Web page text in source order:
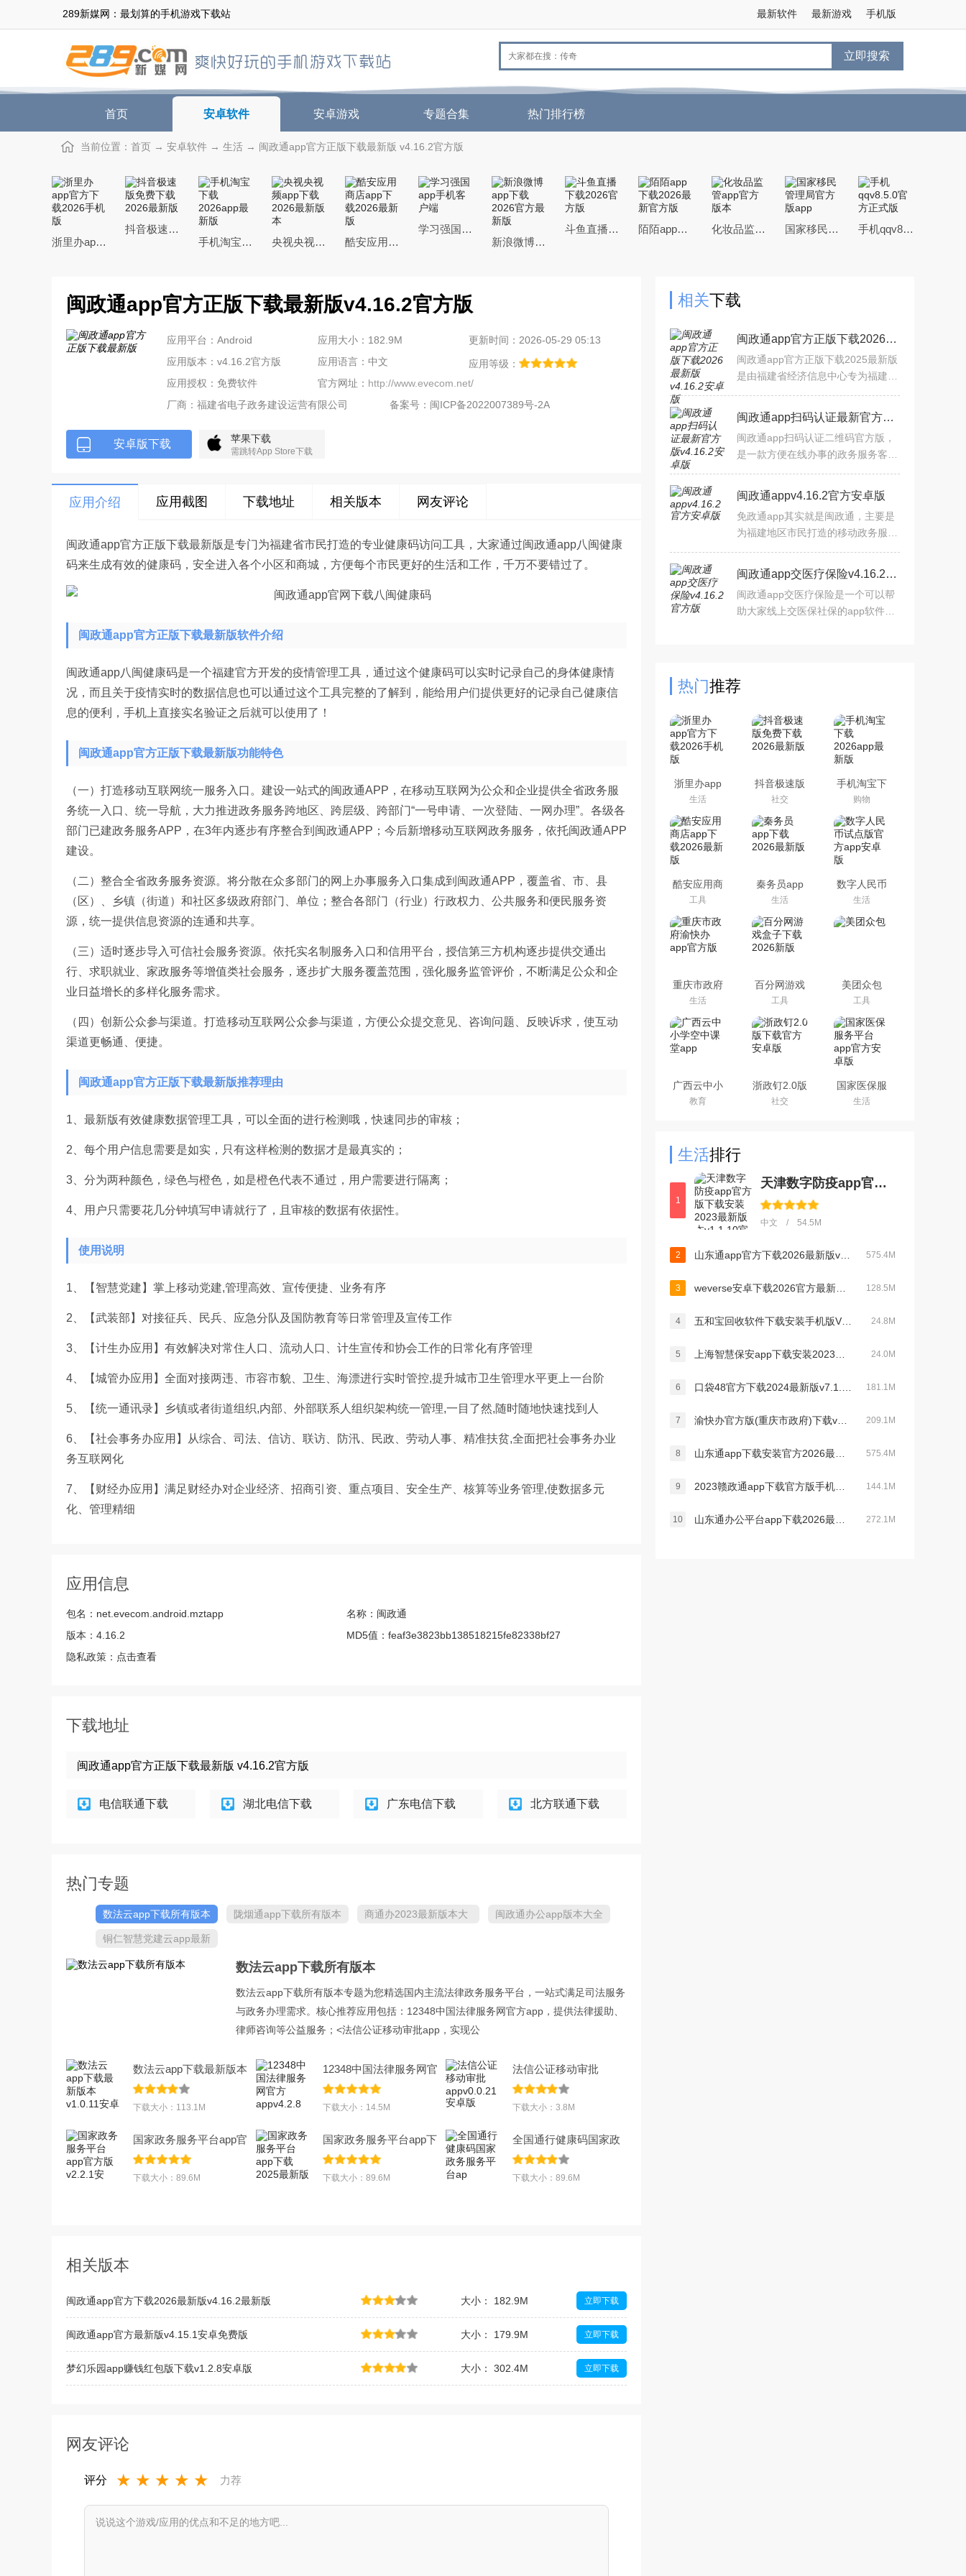
289新媒网：最划算的手机游戏下载站 手机版
最新游戏
最新软件
立即搜索
首页 安卓软件 安卓游戏 专题合集 热门排行榜
当前位置： 首页 → 安卓软件 → 生活 → 闽政通app官方正版下载最新版 v4.16.2官方版
浙里办app官方下载2026手机版
抖音极速版免费下载2026最新版
手机淘宝下载2026app最新版
央视央视频app下载2026最新版本 酷安应用商店app下载2026最新版
学习强国app手机客户端
新浪微博app下载2026官方最新版
斗鱼直播下载2026官方版 陌陌app下载2026最新官方版 化妆品监管app官方版本 国家移民管理局官方版app 手机qqv8.5.0官方正式版
闽政通app官方正版下载最新版v4.16.2官方版
应用平台：Android 应用大小：182.9M
更新时间：2026-05-29 05:13
应用版本：v4.16.2官方版
应用语言：中文
应用等级：
应用授权：免费软件
官方网址： http://www.evecom.net/
厂商： 福建省电子政务建设运营有限公司 备案号： 闽ICP备2022007389号-2A
安卓版下载 苹果下载
需跳转App Store下载
应用介绍 应用截图 下载地址 相关版本 网友评论
闽政通app官方正版下载最新版是专门为福建省市民打造的专业健康码访问工具，大家通过闽政通app八闽健康
码来生成有效的健康码，安全进入各个小区和商城，方便每个市民更好的生活和工作，千万不要错过了。
闽政通app官方正版下载最新版软件介绍
闽政通app八闽健康码是一个福建官方开发的疫情管理工具，通过这个健康码可以实时记录自己的身体健康情
况，而且关于疫情实时的数据信息也可以通过这个工具完整的了解到，能给用户们提供更好的记录自己健康信
息的便利，手机上直接实名验证之后就可以使用了！
闽政通app官方正版下载最新版功能特色
（一）打造移动互联网统一服务入口。建设一站式的闽政通APP，在移动互联网为公众和企业提供全省政务服
务统一入口、统一导航，大力推进政务服务跨地区、跨层级、跨部门“一号申请、一次登陆、一网办理”。各级各
部门已建政务服务APP，在3年内逐步有序整合到闽政通APP；今后新增移动互联网政务服务，依托闽政通APP
建设。
（二）整合全省政务服务资源。将分散在众多部门的网上办事服务入口集成到闽政通APP，覆盖省、市、县
（区）、乡镇（街道）和社区多级政府部门、单位；整合各部门（行业）行政权力、公共服务和便民服务资
源，统一提供信息资源的连通和共享。
（三）适时逐步导入可信社会服务资源。依托实名制服务入口和信用平台，授信第三方机构逐步提供交通出
行、求职就业、家政服务等增值类社会服务，逐步扩大服务覆盖范围，强化服务监管评价，不断满足公众和企
业日益增长的多样化服务需求。
（四）创新公众参与渠道。打造移动互联网公众参与渠道，方便公众提交意见、咨询问题、反映诉求，使互动
渠道更畅通、便捷。
闽政通app官方正版下载最新版推荐理由
1、最新版有效健康数据管理工具，可以全面的进行检测哦，快速同步的审核；
2、每个用户信息需要是如实，只有这样检测的数据才是最真实的；
3、分为两种颜色，绿色与橙色，如是橙色代表不通过，用户需要进行隔离；
4、用户只需要花几分钟填写申请就行了，且审核的数据有依据性。
使用说明
1、【智慧党建】掌上移动党建,管理高效、宣传便捷、业务有序
2、【武装部】对接征兵、民兵、应急分队及国防教育等日常管理及宣传工作
3、【计生办应用】有效解决对常住人口、流动人口、计生宣传和协会工作的日常化有序管理
4、【城管办应用】全面对接两违、市容市貌、卫生、海漂进行实时管控,提升城市卫生管理水平更上一台阶
5、【统一通讯录】乡镇或者街道组织,内部、外部联系人组织架构统一管理,一目了然,随时随地快速找到人
6、【社会事务办应用】从综合、司法、信访、联访、防汛、民政、劳动人事、精准扶贫,全面把社会事务办业
务互联网化
7、【财经办应用】满足财经办对企业经济、招商引资、重点项目、安全生产、核算等业务管理,使数据多元
化、管理精细
应用信息
包名： net.evecom.android.mztapp 名称： 闽政通
版本： 4.16.2 MD5值： feaf3e3823bb138518215fe82338bf27
隐私政策： 点击查看
下载地址
闽政通app官方正版下载最新版 v4.16.2官方版
电信联通下载 湖北电信下载 广东电信下载 北方联通下载
热门专题
数法云app下载所有版本 陇烟通app下载所有版本
商通办2023最新版本大
闽政通办公app版本大全
铜仁智慧党建云app最新
版本大全
数法云app下载所有版本
数法云app下载所有版本专题为您精选国内主流法律政务服务平台，一站式满足司法服务
与政务办理需求。核心推荐应用包括：12348中国法律服务网官方app，提供法律援助、
律师咨询等公益服务；<法信公证移动审批app，实现公
数法云app下载最新版本
v1.0.11安卓
下载大小：113.1M
12348中国法律服务网官
方appv4.2.8
下载大小：14.5M
法信公证移动审批
appv0.0.21安卓版
下载大小：3.8M
国家政务服务平台app官
方版v2.2.1安
下载大小：89.6M
国家政务服务平台app下
载2025最新版
下载大小：89.6M
全国通行健康码国家政
务服务平台ap
下载大小：89.6M
相关版本
闽政通app官方下载2026最新版v4.16.2最新版 大小： 182.9M 立即下载
闽政通app官方最新版v4.15.1安卓免费版 大小： 179.9M 立即下载
梦幻乐园app赚钱红包版下载v1.2.8安卓版 大小： 302.4M 立即下载
网友评论
评分 ★ ★ ★ ★ ★ 力荐
相关下载
闽政通app官方正版下载2026最新版v4.16.2安卓版
闽政通app官方正版下载2025最新版
是由福建省经济信息中心专为福建省
件，大家通过闽政通app八闽健康码
来生成有效的健康码，安全进
闽政通app扫码认证最新官方版v4.16.2安卓版
闽政通app扫码认证二维码官方版，
是一款方便在线办事的政务服务客户
于福建部分地区的疫情反弹，这款软
件很好地保证了全民的核酸
闽政通appv4.16.2官方安卓版
免政通app其实就是闽政通，主要是
为福建地区市民打造的移动政务服务
加方便的办理各种政务。同时还有各
种个人相关的信息，都能通
闽政通app交医疗保险v4.16.2官方版
闽政通app交医疗保险是一个可以帮
助大家线上交医保社保的app软件，
热门推荐
浙里办app
官方下载
2026手机版
生活
抖音极速版
免费下载
2026最新版
社交
手机淘宝下
载2026app
最新版
购物
酷安应用商
店app下载
2026最新版
工具
秦务员app
下载2026最
新版
生活
数字人民币
试点版官方
app安卓版
生活
重庆市政府
渝快办app
官方版
生活
百分网游戏
盒子下载
2026新版
工具
美团众包
工具
广西云中小
学空中课堂
app
教育
浙政钉2.0版
下载官方安
卓版
社交
国家医保服
务平台app
官方安卓版
生活
生活排行
1
天津数字防疫app官方版下载安装2023最新版本v1.1.10官方版
中文 / 54.5M
2 575.4M
3 128.5M
4 24.8M
5 24.0M
6 181.1M
7 209.1M
8 575.4M
9 144.1M
10 272.1M